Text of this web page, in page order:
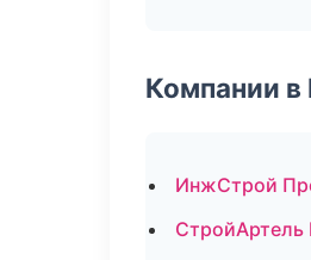
Компании в
ИнжСтрой
СтройАртель